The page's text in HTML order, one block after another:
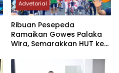
Advetorial
Ribuan Pesepeda
Ramaikan Gowes Palaka
Wira, Semarakkan HUT ke-1